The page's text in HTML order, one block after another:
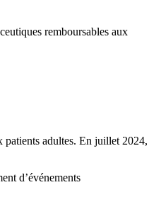
remboursables aux
adultes. En juillet 2024,
d’événements